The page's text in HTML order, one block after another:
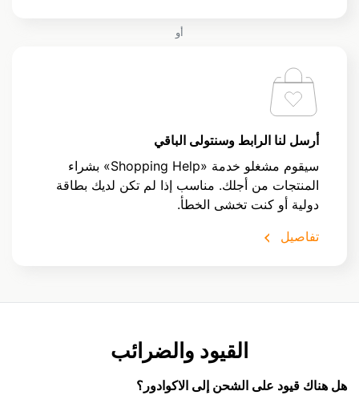
أو
أرسل لنا الرابط وسنتولى الباقي
سيقوم مشغلو خدمة «Shopping Help» بشراء
المنتجات من أجلك. مناسب إذا لم تكن لديك بطاقة
دولية أو كنت تخشى الخطأ.
تفاصيل
القيود والضرائب
هل هناك قيود على الشحن إلى الاكوادور؟